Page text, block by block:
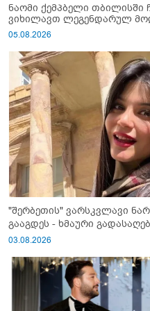
ნაომი ქემპბელი თბილისში
ვიხილავთ ლეგენდარულ
05.08.2026
"შერბეთის" ვარსკვლავი
გააგდეს - ხმაური
03.08.2026